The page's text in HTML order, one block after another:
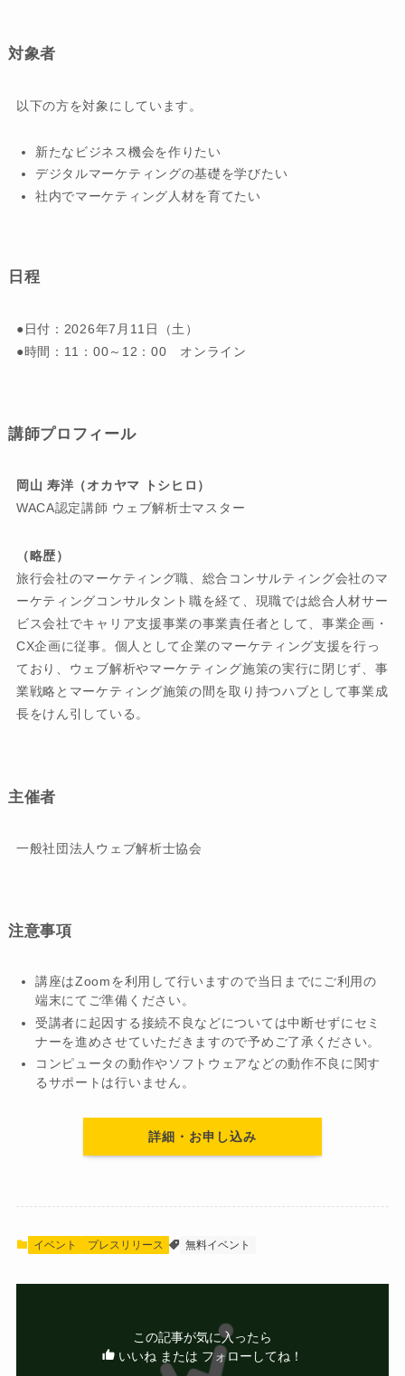
対象者
以下の方を対象にしています。
新たなビジネス機会を作りたい
デジタルマーケティングの基礎を学びたい
社内でマーケティング人材を育てたい
日程
●日付：2026年7月11日（土）
●時間：11：00～12：00 オンライン
講師プロフィール
岡山 寿洋（オカヤマ トシヒロ）
WACA認定講師 ウェブ解析士マスター
（略歴）
旅行会社のマーケティング職、総合コンサルティング会社のマ
ーケティングコンサルタント職を経て、現職では総合人材サー
ビス会社でキャリア支援事業の事業責任者として、事業企画・
CX企画に従事。個人として企業のマーケティング支援を行っ
ており、ウェブ解析やマーケティング施策の実行に閉じず、事
業戦略とマーケティング施策の間を取り持つハブとして事業成
長をけん引している。
主催者
一般社団法人ウェブ解析士協会
注意事項
講座はZoomを利用して行いますので当日までにご利用の
端末にてご準備ください。
受講者に起因する接続不良などについては中断せずにセミ
ナーを進めさせていただきますので予めご了承ください。
コンピュータの動作やソフトウェアなどの動作不良に関す
るサポートは行いません。
詳細・お申し込み
イベント プレスリリース 無料イベント
この記事が気に入ったら
いいね または フォローしてね！